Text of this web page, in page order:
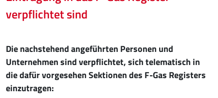
verpflichtet sind
Die nachstehend angeführten Personen und
Unternehmen sind verpflichtet, sich telematisch in
die dafür vorgesehen Sektionen des F-Gas Registers
einzutragen: